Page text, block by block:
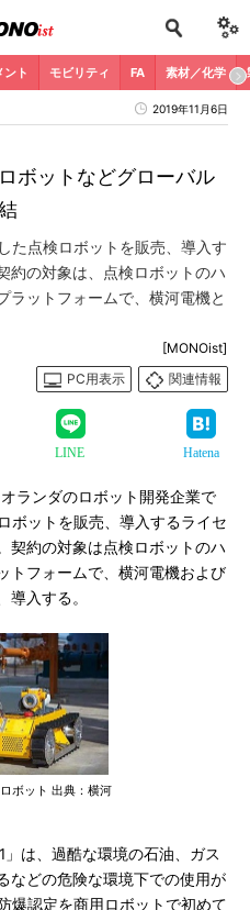
ント モビリティ FA 素材／化学
2019年11月6日
ボットなどグローバル
た点検ロボットを販売、導入す
約の対象は、点検ロボットのハ
ラットフォームで、横河電機と
[MONOist]
PC用表示
関連情報
LINE Hatena
ランダのロボット開発企業で
ボットを販売、導入するライセ
契約の対象は点検ロボットのハ
トフォームで、横河電機および
導入する。
ボット 出典：横河
は、過酷な環境の石油、ガス
などの危険な環境下での使用が
爆認定を商用ロボットで初めて